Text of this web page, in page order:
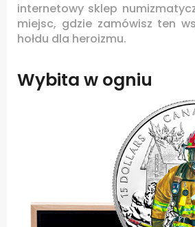
internetowy sklep
miejsc, gdzie zamówisz ten
hołdu dla heroizmu.
Wybita w ogniu